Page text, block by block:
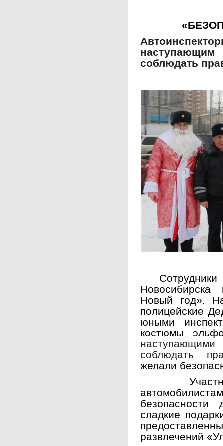
соблюдать
Новый год».
полицейские
юными
костюмы
соблюдать
желали
безопасности
сладкие
развлечений